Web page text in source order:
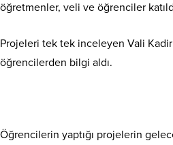
öğretmenler, veli ve öğrenciler
Projeleri tek tek inceleyen Vali Kadir
öğrencilerden bilgi aldı.
Öğrencilerin yaptığı projelerin